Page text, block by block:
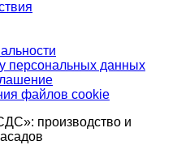
персональных данных
файлов cookie
производство и